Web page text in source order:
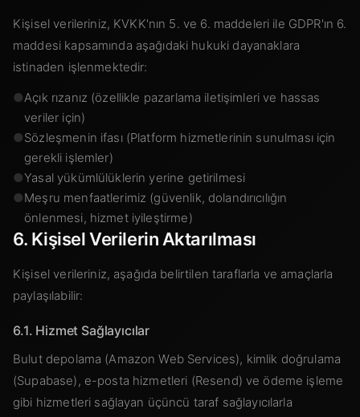
Kişisel verileriniz, KVKK'nın 5. ve 6. maddeleri ile GDPR'ın 6.
maddesi kapsamında aşağıdaki hukuki dayanaklara
istinaden işlenmektedir:
●Açık rızanız (özellikle pazarlama iletişimleri ve hassas
veriler için)
●Sözleşmenin ifası (Platform hizmetlerinin sunulması için
gerekli işlemler)
●Yasal yükümlülüklerin yerine getirilmesi
●Meşru menfaatlerimiz (güvenlik, dolandırıcılığın
önlenmesi, hizmet iyileştirme)
6. Kişisel Verilerin Aktarılması
Kişisel verileriniz, aşağıda belirtilen taraflarla ve amaçlarla
paylaşılabilir:
6.1. Hizmet Sağlayıcılar
Bulut depolama (Amazon Web Services), kimlik doğrulama
(Supabase), e-posta hizmetleri (Resend) ve ödeme işleme
gibi hizmetleri sağlayan üçüncü taraf sağlayıcılarla